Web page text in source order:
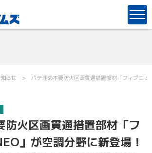
らせ パテ埋め不要防火区画貫通措置部材「フィブロ
防火区画貫通措置部材「フ
」が空調分野に新登場！